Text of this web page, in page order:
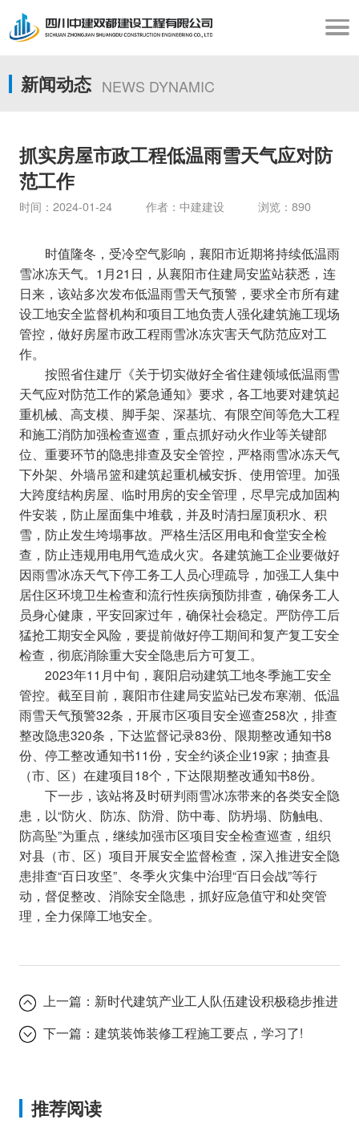
新闻动态 NEWS DYNAMIC
抓实房屋市政工程低温雨雪天气应对防
范工作
时间：2024-01-24 作者：中建建设 浏览：890
时值隆冬，受冷空气影响，襄阳市近期将持续低温雨
雪冰冻天气。1月21日，从襄阳市住建局安监站获悉，连
日来，该站多次发布低温雨雪天气预警，要求全市所有建
设工地安全监督机构和项目工地负责人强化建筑施工现场
管控，做好房屋市政工程雨雪冰冻灾害天气防范应对工
作。
按照省住建厅《关于切实做好全省住建领域低温雨雪
天气应对防范工作的紧急通知》要求，各工地要对建筑起
重机械、高支模、脚手架、深基坑、有限空间等危大工程
和施工消防加强检查巡查，重点抓好动火作业等关键部
位、重要环节的隐患排查及安全管控，严格雨雪冰冻天气
下外架、外墙吊篮和建筑起重机械安拆、使用管理。加强
大跨度结构房屋、临时用房的安全管理，尽早完成加固构
件安装，防止屋面集中堆载，并及时清扫屋顶积水、积
雪，防止发生垮塌事故。严格生活区用电和食堂安全检
查，防止违规用电用气造成火灾。各建筑施工企业要做好
因雨雪冰冻天气下停工务工人员心理疏导，加强工人集中
居住区环境卫生检查和流行性疾病预防排查，确保务工人
员身心健康，平安回家过年，确保社会稳定。严防停工后
猛抢工期安全风险，要提前做好停工期间和复产复工安全
检查，彻底消除重大安全隐患后方可复工。
2023年11月中旬，襄阳启动建筑工地冬季施工安全
管控。截至目前，襄阳市住建局安监站已发布寒潮、低温
雨雪天气预警32条，开展市区项目安全巡查258次，排查
整改隐患320条，下达监督记录83份、限期整改通知书8
份、停工整改通知书11份，安全约谈企业19家；抽查县
（市、区）在建项目18个，下达限期整改通知书8份。
下一步，该站将及时研判雨雪冰冻带来的各类安全隐
患，以“防火、防冻、防滑、防中毒、防坍塌、防触电、
防高坠”为重点，继续加强市区项目安全检查巡查，组织
对县（市、区）项目开展安全监督检查，深入推进安全隐
患排查“百日攻坚”、冬季火灾集中治理“百日会战”等行
动，督促整改、消除安全隐患，抓好应急值守和处突管
理，全力保障工地安全。
上一篇： 新时代建筑产业工人队伍建设积极稳步推进
下一篇：建筑装饰装修工程施工要点，学习了!
推荐阅读